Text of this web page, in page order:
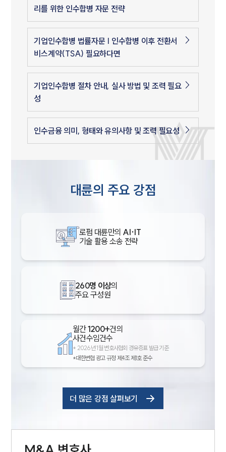
리를 위한 인수합병 자문 전략
기업인수합병 법률자문 | 인수합병 이후 전환서
비스계약(TSA) 필요하다면
기업인수합병 절차 안내, 실사 방법 및 조력 필요
성
인수금융 의미, 형태와 유의사항 및 조력 필요성
대륜의 주요 강점
로펌 대륜만의 AI·IT
기술 활용 소송 전략
260명 이상의
주요 구성원
월간1200+건의
사건수임건수
* 2026년 1월 변호사협회 경유증표 발급 기준
*대한변협 광고 규정 제4조 제1호 준수
더 많은 강점 살펴보기